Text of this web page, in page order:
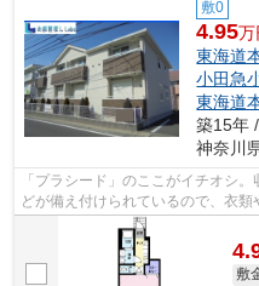
敷0
4.95万
東海道
小田急
東海道
築15年
神奈川
「プラシード」のここがイチオシ
どが備え付けられているので、衣
は洗面所独立・浴室乾燥機など充実
敷